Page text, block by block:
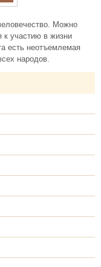
Можно
к участию в жизни
есть неотъемлемая
народов.